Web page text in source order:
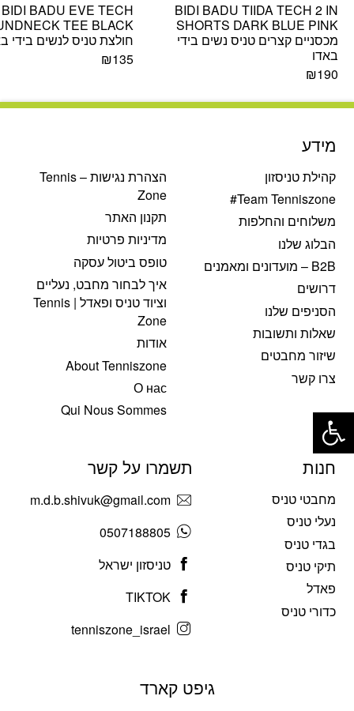
BIDI BADU TIIDA TECH 2 IN
SHORTS DARK BLUE PINK
מכסניים קצרים טניס נשים בידי
באדו
₪190
BIDI BADU EVE TECH
TEE BLACK
חולצת טניס לנשים בידי
₪135
מידע
קהילת טניסזון
Team Tenniszone#
משלוחים והחלפות
הבלוג שלנו
B2B – מועדונים ומאמנים
דרושים
הסניפים שלנו
שאלות ותשובות
שיזור מחבטים
צרו קשר
הצהרת נגישות – Tennis
Zone
תקנון האתר
מדיניות פרטיות
טופס ביטול עסקה
איך לבחור מחבט, נעליים
וציוד טניס ופאדל | Tennis
Zone
אודות
About Tenniszone
О нас
Qui Nous Sommes
חנות
מחבטי טניס
נעלי טניס
בגדי טניס
תיקי טניס
פאדל
כדורי טניס
תשמרו על קשר
m.d.b.shivuk@gmail.com
0507188805
טניסזון ישראל
TIKTOK
tenniszone_israel
גיפט קארד
פתח סרגל נגישות